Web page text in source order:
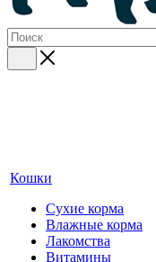
Кошки
Сухие корма
Влажные корма
Лакомства
Витамины